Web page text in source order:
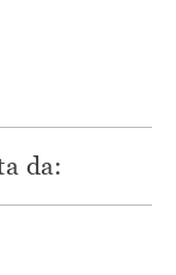
da: